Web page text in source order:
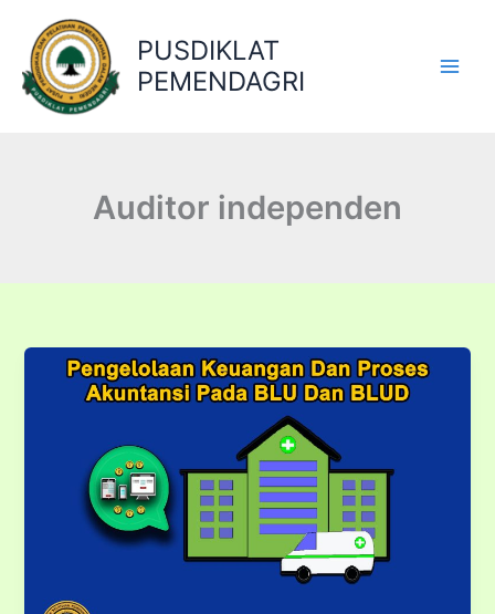
konten
PUSDIKLAT
PEMENDAGRI
Auditor independen